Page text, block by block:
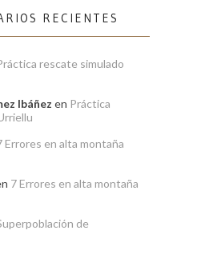
RECIENTES
rescate simulado
Ibáñez en Práctica
Errores en alta montaña
7 Errores en alta montaña
de